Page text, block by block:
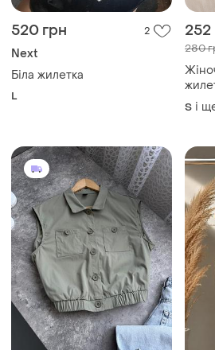
520 грн 2
Next
Біла жилетка
L
252
280
S і